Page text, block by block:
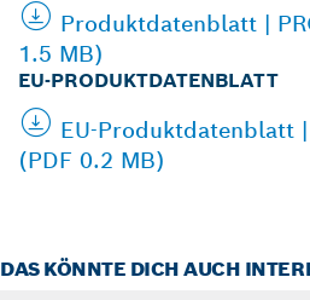
Produktdatenblatt |
1.5 MB)
EU-PRODUKTDATENBLATT
EU-Produktdatenblatt |
(PDF 0.2 MB)
DAS KÖNNTE DICH AUCH